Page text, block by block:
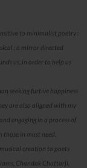
to minimalist poetry :
; a mirror directed
us, in order to help us
seeking furtive happiness
are also aligned with my
engaging in a process of
in most need.
creation to poets
Chandak Chattarji,